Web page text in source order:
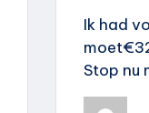
Ik had
Stop nu